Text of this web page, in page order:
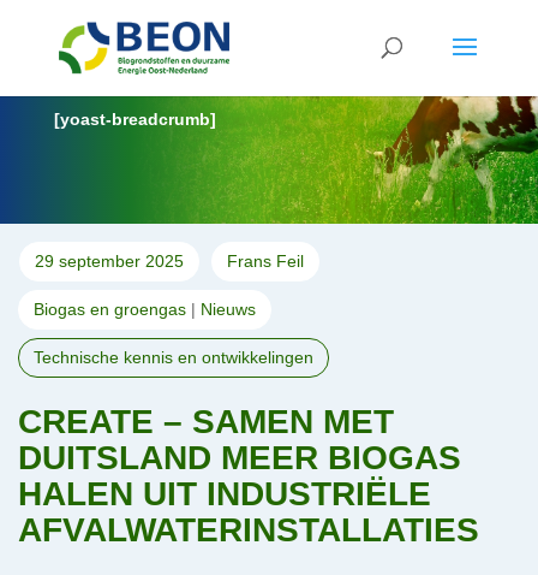
[yoast-breadcrumb]
29 september 2025 Frans Feil
Biogas en groengas | Nieuws
Technische kennis en ontwikkelingen
CREATE – SAMEN MET
DUITSLAND MEER BIOGAS
HALEN UIT INDUSTRIËLE
AFVALWATERINSTALLATIES